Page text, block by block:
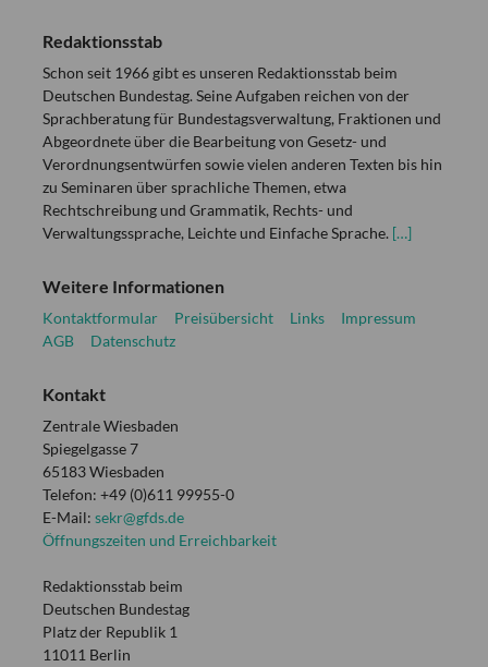
Redaktionsstab
Schon seit 1966 gibt es unseren Redaktionsstab beim
Deutschen Bundestag. Seine Aufgaben reichen von der
Sprachberatung für Bundestagsverwaltung, Fraktionen und
Abgeordnete über die Bearbeitung von Gesetz- und
Verordnungsentwürfen sowie vielen anderen Texten bis hin
zu Seminaren über sprachliche Themen, etwa
Rechtschreibung und Grammatik, Rechts- und
Verwaltungssprache, Leichte und Einfache Sprache. […]
Weitere Informationen
Kontaktformular Preisübersicht Links
Impressum
AGB
Datenschutz
Kontakt
Zentrale Wiesbaden
Spiegelgasse 7
65183 Wiesbaden
Telefon: +49 (0)611 99955-0
E-Mail: sekr@gfds.de
Öffnungszeiten und Erreichbarkeit
Redaktionsstab beim
Deutschen Bundestag
Platz der Republik 1
11011 Berlin